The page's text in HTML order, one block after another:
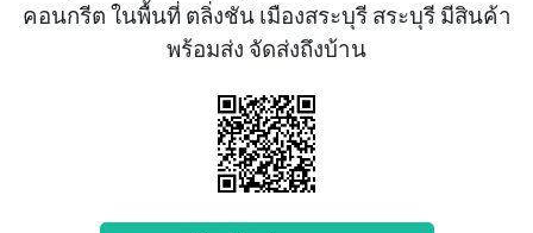
คอนกรีต ในพื้นที่ ตลิ่งชัน เมืองสระบุรี สระบุรี มีสินค้า
พร้อมส่ง จัดส่งถึงบ้าน